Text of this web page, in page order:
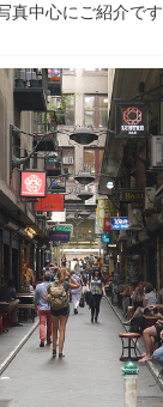
真中心にご紹介です